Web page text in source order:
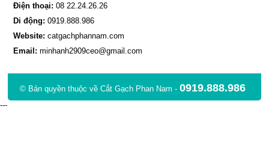
Điện thoại: 08 22.24.26.26
Di động: 0919.888.986
Website: catgachphannam.com
Email: minhanh2909ceo@gmail.com
© Bản quyền thuộc về Cắt Gạch Phan Nam -0919.888.986
---